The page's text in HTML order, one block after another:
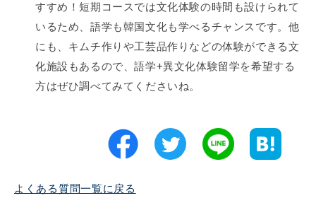
すすめ！短期コースでは文化体験の時間も設けられて
いるため、語学も韓国文化も学べるチャンスです。他
にも、キムチ作りや工芸品作りなどの体験ができる文
化施設もあるので、語学+異文化体験留学を希望する
方はぜひ調べてみてくださいね。
よくある質問一覧に戻る